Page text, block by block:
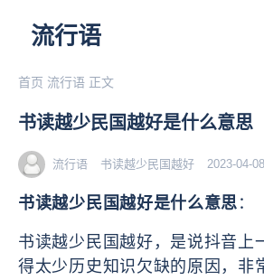
流行语
首页 流行语 正文
书读越少民国越好是什么意思
流行语 书读越少民国越好 2023-04-
书读越少民国越好是什么意思 ：
书读越少民国越好，是‌‌‌‌‌‌‌‌说抖音上
得太少历史知识欠缺的原因，非